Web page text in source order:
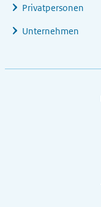
Privatpersonen
Unternehmen